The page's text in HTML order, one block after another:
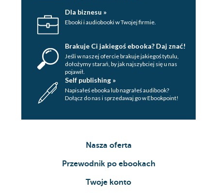
Dla biznesu »
Ebooki i audiobooki w Twojej firmie.
Brakuje Ci jakiegoś ebooka? Daj znać!
Jeśli w naszej ofercie brakuje jakiegoś tytulu,
dołożymy starań, by jak najszybciej się u nas
pojawił.
Self publishing »
Napisałeś ebooka lub nagrałeś audibook?
Dołącz do nas i sprzedawaj go w Ebookpoint!
Nasza oferta
Przewodnik po ebookach
Twoje konto